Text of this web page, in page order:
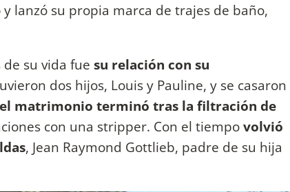
lanzó su propia marca de trajes de baño,
su vida fue su relación con su
dos hijos, Louis y Pauline, y se casaron
el matrimonio terminó tras la filtración de
con una stripper. Con el tiempovolvió
, Jean Raymond Gottlieb, padre de su hija